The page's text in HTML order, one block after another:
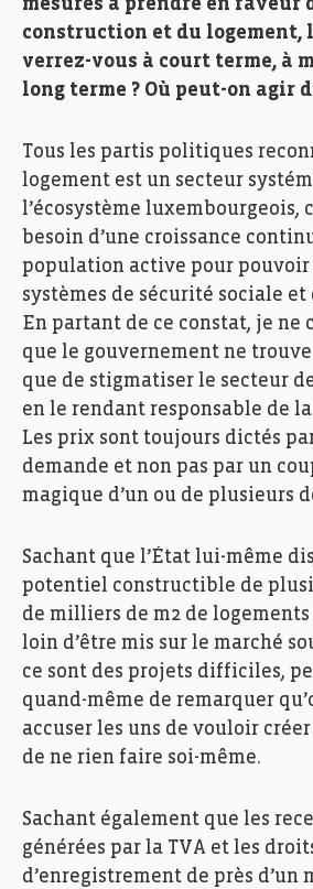
mesures à prendre en faveur
construction et du logement,
verrez-vous à court terme, à
long terme ? Où peut-on agir
Tous les partis politiques
logement est un secteur
l’écosystème luxembourgeois,
besoin d’une croissance
population active pour pouvoir
systèmes de sécurité sociale et
En partant de ce constat, je ne
que le gouvernement ne
que de stigmatiser le secteur
en le rendant responsable de
Les prix sont toujours dictés
demande et non pas par un
magique d’un ou de plusieurs
Sachant que l’État lui-même
potentiel constructible de
de milliers de m2 de
loin d’être mis sur le marché
ce sont des projets difficiles,
quand-même de remarquer
accuser les uns de vouloir
de ne rien faire soi-même.
Sachant également que les
générées par la TVA et les
d’enregistrement de près d’un